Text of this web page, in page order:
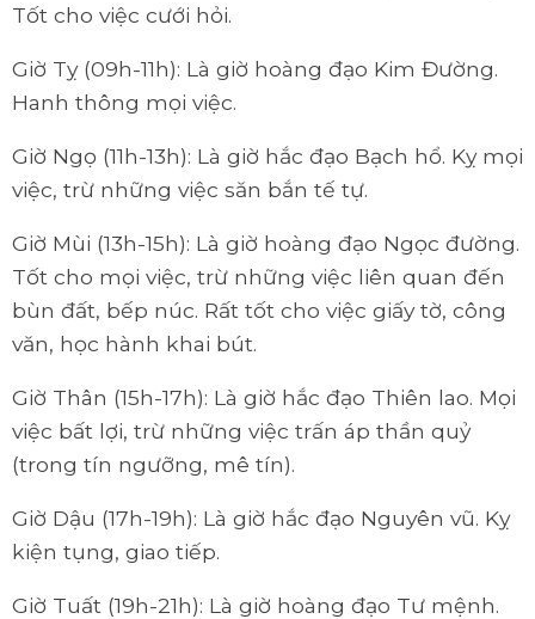
Tốt cho việc cưới hỏi.
Giờ Tỵ (09h-11h): Là giờ hoàng đạo Kim Đường.
Hanh thông mọi việc.
Giờ Ngọ (11h-13h): Là giờ hắc đạo Bạch hổ. Kỵ mọi
việc, trừ những việc săn bắn tế tự.
Giờ Mùi (13h-15h): Là giờ hoàng đạo Ngọc đường.
Tốt cho mọi việc, trừ những việc liên quan đến
bùn đất, bếp núc. Rất tốt cho việc giấy tờ, công
văn, học hành khai bút.
Giờ Thân (15h-17h): Là giờ hắc đạo Thiên lao. Mọi
việc bất lợi, trừ những việc trấn áp thần quỷ
(trong tín ngưỡng, mê tín).
Giờ Dậu (17h-19h): Là giờ hắc đạo Nguyên vũ. Kỵ
kiện tụng, giao tiếp.
Giờ Tuất (19h-21h): Là giờ hoàng đạo Tư mệnh.